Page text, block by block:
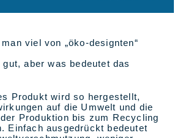
viel von „öko-designten“
aber was bedeutet das
Produkt wird so hergestellt,
auf die Umwelt und die
Produktion bis zum Recycling
Einfach ausgedrückt bedeutet